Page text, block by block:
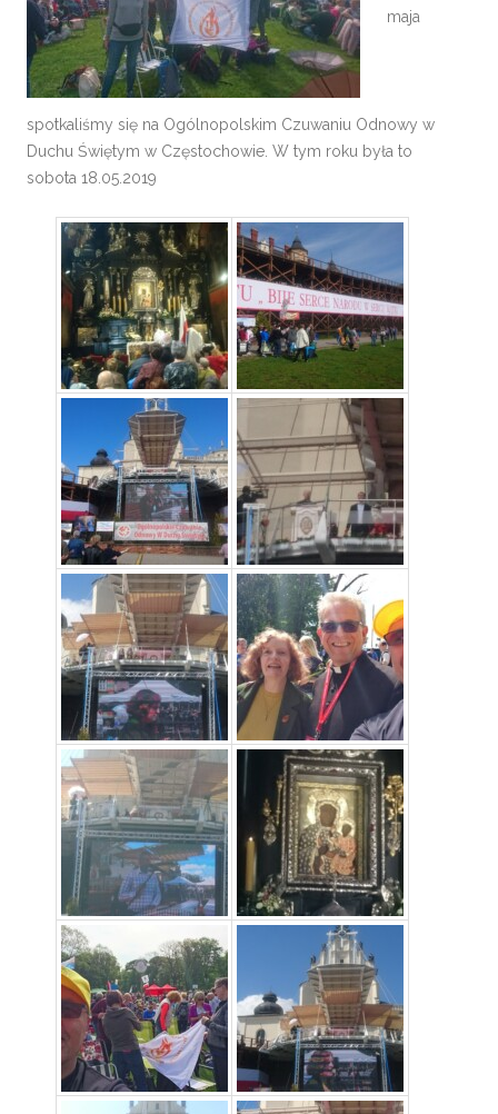
maja
spotkaliśmy się na Ogólnopolskim Czuwaniu Odnowy w
Duchu Świętym w Częstochowie. W tym roku była to
sobota 18.05.2019